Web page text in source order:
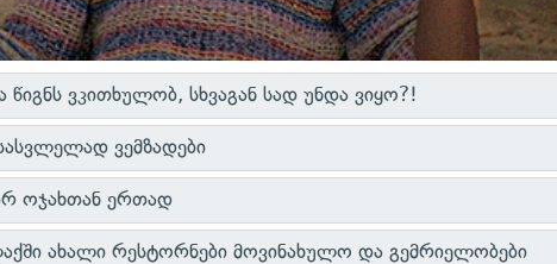
წიგნს ვკითხულობ, სხვაგან სად უნდა ვიყო?!
ვემზადები
ოჯახთან ერთად
ახალი რესტორნები მოვინახულო და გემრიელობები